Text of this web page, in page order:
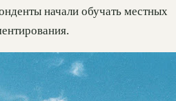
начали обучать местных